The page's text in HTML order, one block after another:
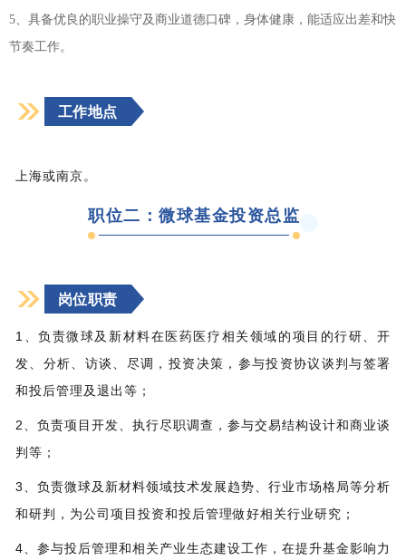
5、具备优良的职业操守及商业道德口碑，身体健康，能适应出差和快
节奏工作。
工作地点
上海或南京。
职位二：微球基金投资总监
岗位职责
1、负责微球及新材料在医药医疗相关领域的项目的行研、开
发、分析、访谈、尽调，投资决策，参与投资协议谈判与签署
和投后管理及退出等；
2、负责项目开发、执行尽职调查，参与交易结构设计和商业谈
判等；
3、负责微球及新材料领域技术发展趋势、行业市场格局等分析
和研判，为公司项目投资和投后管理做好相关行业研究；
4、参与投后管理和相关产业生态建设工作，在提升基金影响力